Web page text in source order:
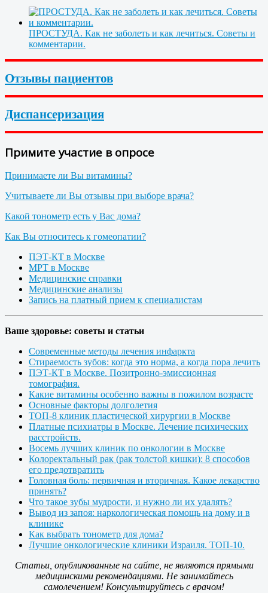
ПРОСТУДА. Как не заболеть и как лечиться. Советы и
комментарии.
Отзывы пациентов
Диспансеризация
Примите участие в опросе
Принимаете ли Вы витамины?
Учитываете ли Вы отзывы при выборе врача?
Какой тонометр есть у Вас дома?
Как Вы относитесь к гомеопатии?
ПЭТ-КТ в Москве
МРТ в Москве
Медицинские справки
Медицинские анализы
Запись на платный прием к специалистам
Ваше здоровье: советы и статьи
Современные методы лечения инфаркта
Стираемость зубов: когда это норма, а когда пора лечить
ПЭТ-КТ в Москве. Позитронно-эмиссионная
томография.
Какие витамины особенно важны в пожилом возрасте
Основные факторы долголетия
ТОП-8 клиник пластической хирургии в Москве
Платные психиатры в Москве. Лечение психических
расстройств.
Восемь лучших клиник по онкологии в Москве
Колоректальный рак (рак толстой кишки): 8 способов
его предотвратить
Головная боль: первичная и вторичная. Какое лекарство
принять?
Что такое зубы мудрости, и нужно ли их удалять?
Вывод из запоя: наркологическая помощь на дому и в
клинике
Как выбрать тонометр для дома?
Лучшие онкологические клиники Израиля. ТОП-10.
Статьи, опубликованные на сайте, не являются прямыми
медицинскими рекомендациями. Не занимайтесь
самолечением! Консультируйтесь с врачом!